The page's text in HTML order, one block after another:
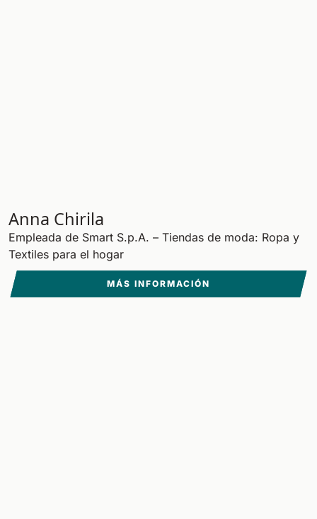
Anna Chirila
Empleada de Smart S.p.A. – Tiendas de moda: Ropa y
Textiles para el hogar
MÁS INFORMACIÓN